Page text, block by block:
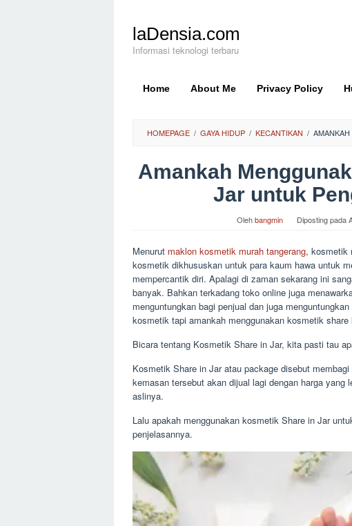
kontenlaDensia.com
Informasi teknologi terbaru
Home About Me Privacy Policy
HOMEPAGE / GAYA HIDUP / KECANTIKAN /
Amankah
Jar untuk
Olehbangmin Diposting pada
Menurut maklon kosmetik murah tangerang, kosmetik
kosmetik dikhususkan untuk para kaum hawa untuk
mempercantik diri. Apalagi di zaman sekarang ini
banyak. Bahkan terkadang toko online juga
menguntungkan bagi penjual dan juga
kosmetik tapi amankah menggunakan kosmetik
Bicara tentang Kosmetik Share in Jar, kita pasti tau
Kosmetik Share in Jar atau package disebut
kemasan tersebut akan dijual lagi dengan harga yang
aslinya.
Lalu apakah menggunakan kosmetik Share in Jar
penjelasannya.